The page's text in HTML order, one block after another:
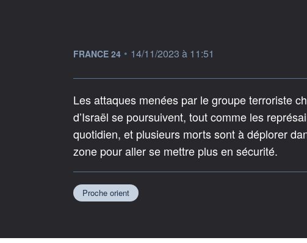
information fournie par
FRANCE 24 • 14/11/2023 à 11:51
Les attaques menées par le groupe terroriste
d’Israël se poursuivent, tout comme les
quotidien, et plusieurs morts sont à déplorer
zone pour aller se mettre plus en sécurité.
Proche orient